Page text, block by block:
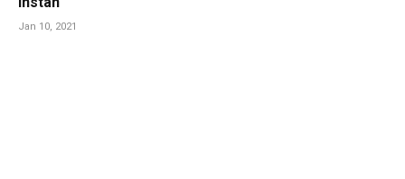
Jan 10, 2021